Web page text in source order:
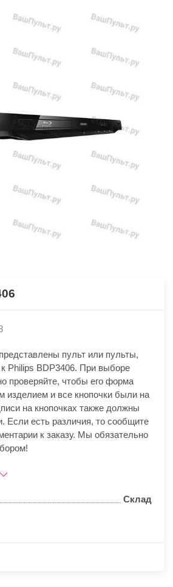
пульт или пульты,
Philips BDP3406. При выборе
проверяйте, чтобы его форма
изделием и все кнопочки были на
на кнопочках также должны
Если есть различия, то сообщите
к заказу. Мы обязательно
Склад